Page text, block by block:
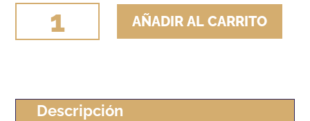
FUSTA
SALTO
cantidad
AÑADIR AL CARRITO
Descripción